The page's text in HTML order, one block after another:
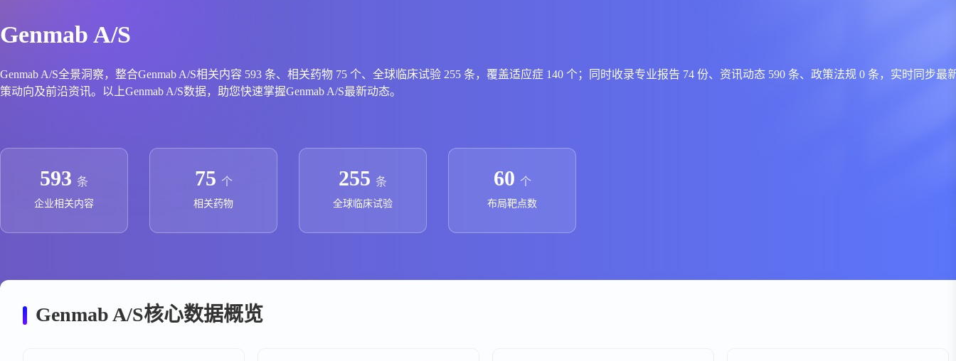
产品立项评估及管线规划
投资决策与交易估值
“十五五”战略规划 最新 从实验室到10亿爆款：创新药商业化的选择、组织与执行
深度分析
投融资
注册审批
时讯
科普
研发注册政策
交易并购
人事变动
基于市场数据，为您提供全面的市场趋势分析与决策支持
政策法规
上市医药企业年报
药品生产企业
临床进展
王中健
Genmab A/S
Genmab A/S全景洞察，整合Genmab A/S相关内容 593 条、相关药物 75 个、全球临床试验 255 条，覆盖适应症 140 个；同时收录专业报告 74 份、资讯动态 590 条、政策法规 0 条，实时同步最
策动向及前沿资讯。以上Genmab A/S数据，助您快速掌握Genmab A/S最新动态。
593 条
企业相关内容
75 个
相关药物
255 条
全球临床试验
60 个
布局靶点数
Genmab A/S核心数据概览